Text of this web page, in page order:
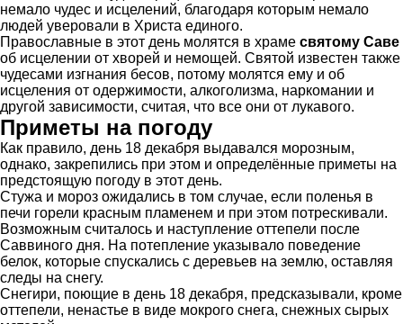
немало чудес и исцелений, благодаря которым немало
людей уверовали в Христа единого.
Православные в этот день молятся в храме святому Саве
об исцелении от хворей и немощей. Святой известен также
чудесами изгнания бесов, потому молятся ему и об
исцеления от одержимости, алкоголизма, наркомании и
другой зависимости, считая, что все они от лукавого.
Приметы на погоду
Как правило, день 18 декабря выдавался морозным,
однако, закрепились при этом и определённые приметы на
предстоящую погоду в этот день.
Стужа и мороз ожидались в том случае, если поленья в
печи горели красным пламенем и при этом потрескивали.
Возможным считалось и наступление оттепели после
Саввиного дня. На потепление указывало поведение
белок, которые спускались с деревьев на землю, оставляя
следы на снегу.
Снегири, поющие в день 18 декабря, предсказывали, кроме
оттепели, ненастье в виде мокрого снега, снежных сырых